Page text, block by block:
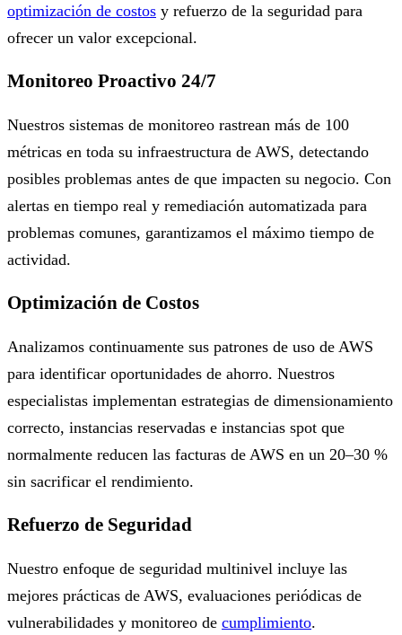
optimización de costos y refuerzo de la seguridad para
ofrecer un valor excepcional.
Monitoreo Proactivo 24/7
Nuestros sistemas de monitoreo rastrean más de 100
métricas en toda su infraestructura de AWS, detectando
posibles problemas antes de que impacten su negocio. Con
alertas en tiempo real y remediación automatizada para
problemas comunes, garantizamos el máximo tiempo de
actividad.
Optimización de Costos
Analizamos continuamente sus patrones de uso de AWS
para identificar oportunidades de ahorro. Nuestros
especialistas implementan estrategias de dimensionamiento
correcto, instancias reservadas e instancias spot que
normalmente reducen las facturas de AWS en un 20–30 %
sin sacrificar el rendimiento.
Refuerzo de Seguridad
Nuestro enfoque de seguridad multinivel incluye las
mejores prácticas de AWS, evaluaciones periódicas de
vulnerabilidades y monitoreo de cumplimiento.